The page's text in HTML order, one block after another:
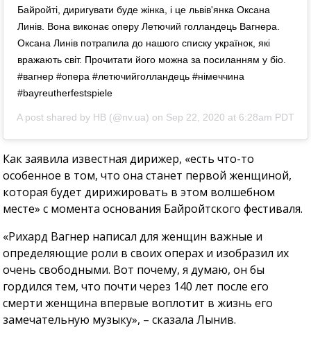
Байройті, диригувати буде жінка, і це львів'янка Оксана
Линів. Вона виконає оперу Летючий голландець Вагнера.
Оксана Линів потрапила до нашого списку українок, які
вражають світ. Прочитати його можна за посиланням у біо.
#вагнер #опера #летючийголландець #німеччина
#bayreutherfestspiele
A post shared by НВ(@nv.ua) on Sep 22, 2020 at 6:28am PDT
Как заявила известная дирижер, «есть что-то
особенное в том, что она станет первой женщиной,
которая будет дирижировать в этом волшебном
месте» с момента основания Байройтского фестиваля.
«Рихард Вагнер написал для женщин важные и
определяющие роли в своих операх и изобразил их
очень свободными. Вот почему, я думаю, он бы
гордился тем, что почти через 140 лет после его
смерти женщина впервые воплотит в жизнь его
замечательную музыку», – сказала Лынив.